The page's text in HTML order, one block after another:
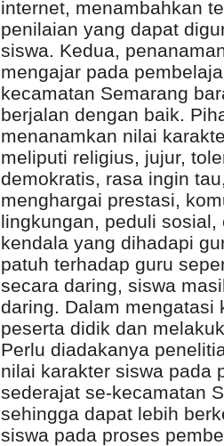
internet, menambahkan
penilaian yang dapat
siswa. Kedua,
mengajar pada
kecamatan Semarang
berjalan dengan baik.
menanamkan nilai
meliputi religius, jujur,
demokratis, rasa ingin
menghargai prestasi,
lingkungan, peduli
kendala yang dihadapi
patuh terhadap guru
secara daring, siswa
daring. Dalam mengatasi
peserta didik dan
Perlu diadakanya
nilai karakter siswa pada
sederajat se-kecamatan
sehingga dapat lebih
siswa pada proses